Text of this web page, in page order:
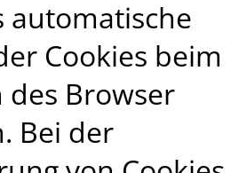
automatische
Cookies beim
des Browser
Bei der